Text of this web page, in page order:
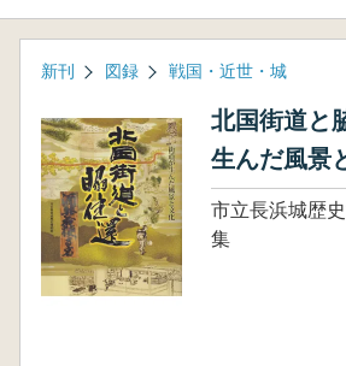
新刊 図録 戦国・近世・城
北国街道と
生んだ風景
市立長浜城歴
集